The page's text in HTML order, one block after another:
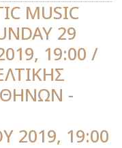
MUSIC
29
19:00 /
-
2019, 19:00